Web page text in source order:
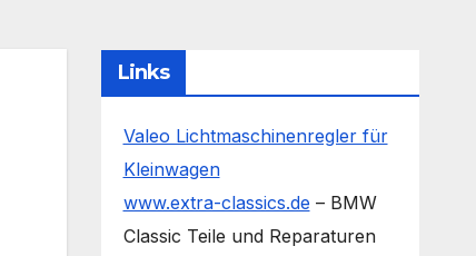
Links
Valeo Lichtmaschinenregler für
Kleinwagen
www.extra-classics.de – BMW
Classic Teile und Reparaturen